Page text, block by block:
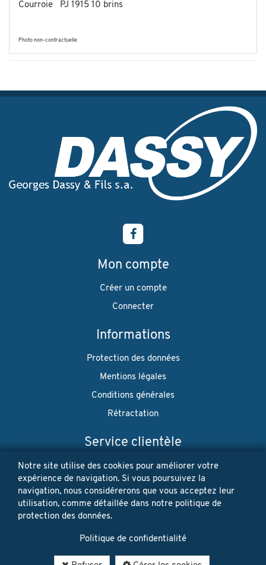
Courroie PJ 1915 10 brins
Photo non-contractuelle
Mon compte
Créer un compte
Connecter
Informations
Protection des données
Mentions légales
Conditions générales
Rétractation
Service clientèle
Envoi
Newsletter
Restez à jour! Vos données personnelles ne seront jamais
vendues ni louées. Désinscription possible à tout moment.
Notre site utilise des cookies pour améliorer votre
expérience de navigation. Si vous poursuivez la
navigation, nous considérerons que vous acceptez leur
utilisation, comme détaillée dans notre politique de
protection des données.
Politique de confidentialité